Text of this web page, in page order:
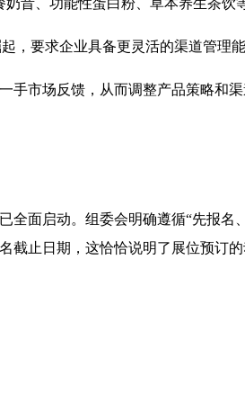
，要求企业具备更灵活的渠道管理
手市场反馈，从而调整产品策略和渠
全面启动。组委会明确遵循“先报
止日期，这恰恰说明了展位预订